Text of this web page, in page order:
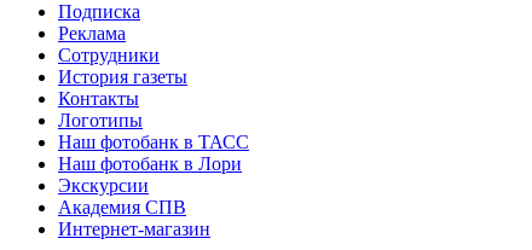
Подписка
Реклама
Сотрудники
История газеты
Контакты
Логотипы
Наш фотобанк в ТАСС
Наш фотобанк в Лори
Экскурсии
Академия СПВ
Интернет-магазин